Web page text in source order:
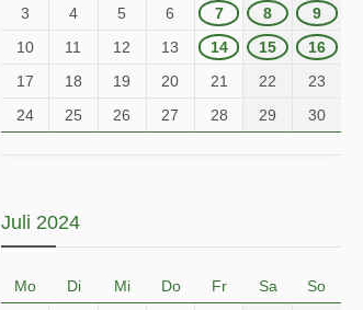
3
4 5 6 7 8
9
10
11 12 13 14 15
16
17
18 19 20 21 22
23
24
25 26 27 28 29 30
Juli 2024
Mo Di Mi Do Fr Sa
So